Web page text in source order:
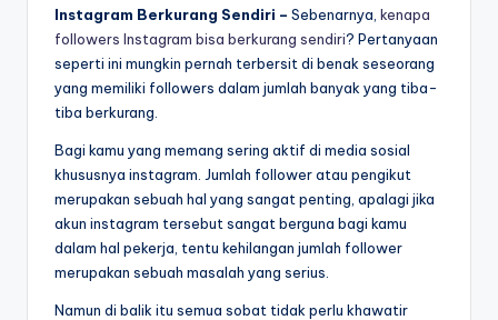
Instagram Berkurang Sendiri – Sebenarnya, kenapa
followers Instagram bisa berkurang sendiri? Pertanyaan
seperti ini mungkin pernah terbersit di benak seseorang
yang memiliki followers dalam jumlah banyak yang tiba-
tiba berkurang.
Bagi kamu yang memang sering aktif di media sosial
khususnya instagram. Jumlah follower atau pengikut
merupakan sebuah hal yang sangat penting, apalagi jika
akun instagram tersebut sangat berguna bagi kamu
dalam hal pekerja, tentu kehilangan jumlah follower
merupakan sebuah masalah yang serius.
Namun di balik itu semua sobat tidak perlu khawatir